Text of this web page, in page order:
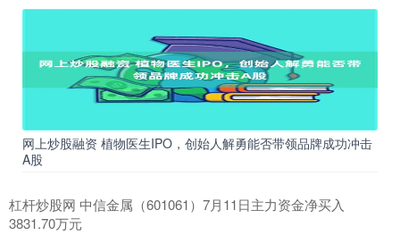
网上炒股融资 植物医生IPO，创始人解勇能否带领品牌成功冲击
A股
杠杆炒股网 中信金属（601061）7月11日主力资金净买入
3831.70万元